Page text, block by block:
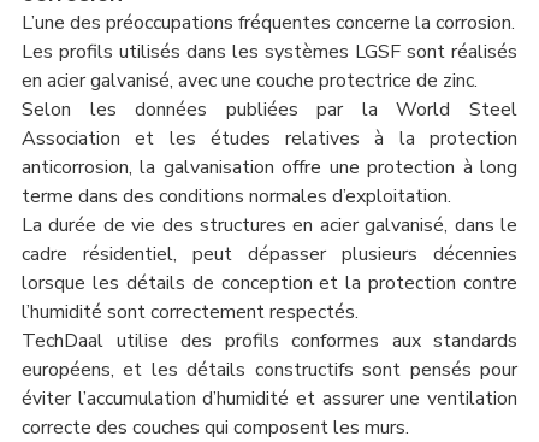
L’une des préoccupations fréquentes concerne la corrosion.
Les profils utilisés dans les systèmes LGSF sont réalisés
en acier galvanisé, avec une couche protectrice de zinc.
Selon les données publiées par la World Steel
Association et les études relatives à la protection
anticorrosion, la galvanisation offre une protection à long
terme dans des conditions normales d’exploitation.
La durée de vie des structures en acier galvanisé, dans le
cadre résidentiel, peut dépasser plusieurs décennies
lorsque les détails de conception et la protection contre
l’humidité sont correctement respectés.
TechDaal utilise des profils conformes aux standards
européens, et les détails constructifs sont pensés pour
éviter l’accumulation d’humidité et assurer une ventilation
correcte des couches qui composent les murs.